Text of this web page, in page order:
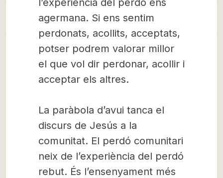
l’experiència del perdó ens
agermana. Si ens sentim
perdonats, acollits, acceptats,
potser podrem valorar millor
el que vol dir perdonar, acollir i
acceptar els altres.
La paràbola d’avui tanca el
discurs de Jesús a la
comunitat. El perdó comunitari
neix de l’experiència del perdó
rebut. És l’ensenyament més